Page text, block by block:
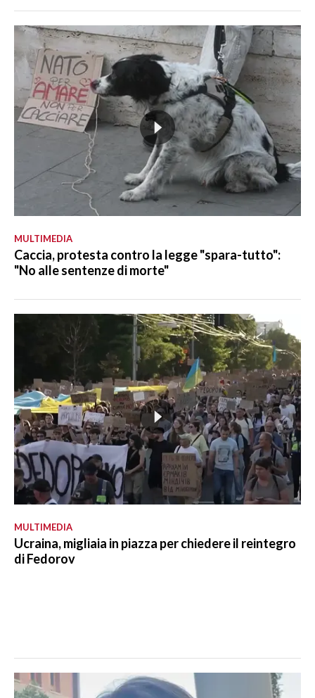
MULTIMEDIA
Caccia, protesta contro la legge "spara-tutto":
"No alle sentenze di morte"
MULTIMEDIA
Ucraina, migliaia in piazza per chiedere il reintegro
di Fedorov